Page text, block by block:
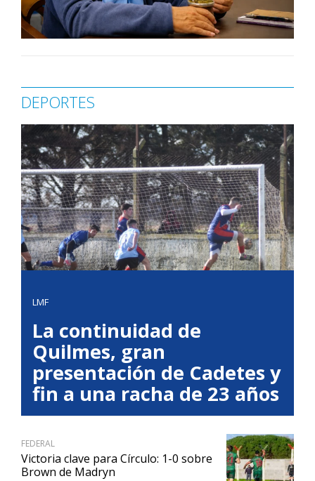
DEPORTES
LMF
La continuidad de
Quilmes, gran
presentación de Cadetes y
fin a una racha de 23 años
FEDERAL
Victoria clave para Círculo: 1-0 sobre
Brown de Madryn